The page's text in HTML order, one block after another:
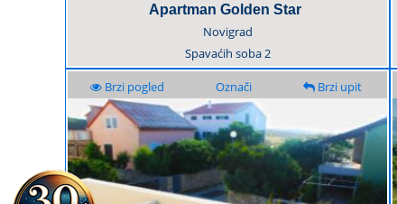
Apartman Golden Star
Novigrad
Spavaćih soba2
Brzi pogled Označi Brzi upit